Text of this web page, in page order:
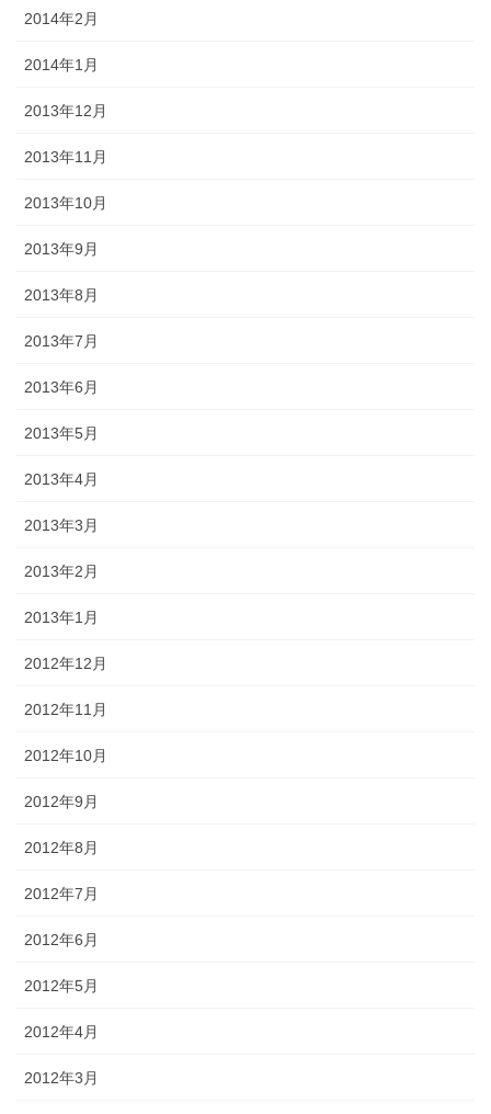
2014年2月
2014年1月
2013年12月
2013年11月
2013年10月
2013年9月
2013年8月
2013年7月
2013年6月
2013年5月
2013年4月
2013年3月
2013年2月
2013年1月
2012年12月
2012年11月
2012年10月
2012年9月
2012年8月
2012年7月
2012年6月
2012年5月
2012年4月
2012年3月